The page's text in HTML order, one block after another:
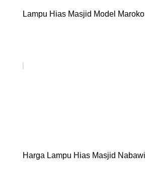
Lampu Hias Masjid Model Maroko
Harga Lampu Hias Masjid Nabawi